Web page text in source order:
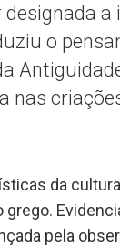
designada a
o
nas
da
grego.
pela